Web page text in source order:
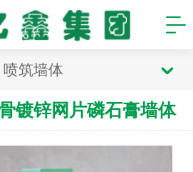
喷筑墙体
镀锌网片磷石膏墙体